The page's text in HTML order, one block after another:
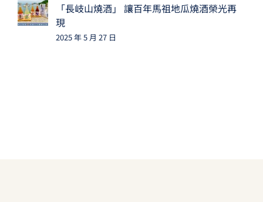
「長岐山燒酒」 讓百年馬祖地瓜燒酒榮光再
現
2025 年 5 月 27 日